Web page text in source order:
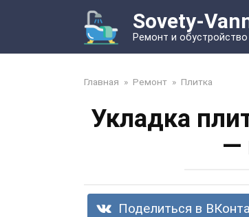
Sovety-
Ремонт и
Главная » Ремонт » Плитка
Укладка
—
Поделиться в